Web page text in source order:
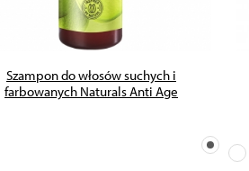
Szampon do włosów suchych i
farbowanych Naturals Anti Age